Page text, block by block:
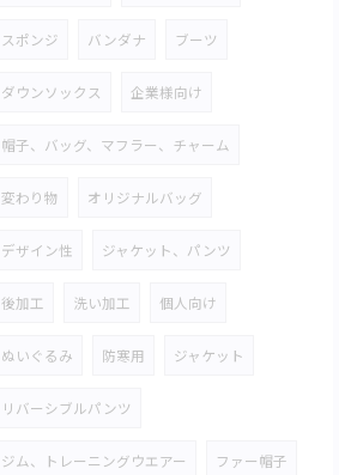
スポンジ バンダナ ブーツ
ダウンソックス 企業様向け
帽子、バッグ、マフラー、チャーム
変わり物 オリジナルバッグ
デザイン性 ジャケット、パンツ
後加工 洗い加工 個人向け
ぬいぐるみ 防寒用 ジャケット
リバーシブルパンツ
ジム、トレーニングウエアー ファー帽子